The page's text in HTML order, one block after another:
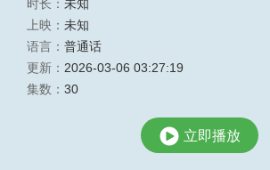
时长： 未知
上映： 未知
语言： 普通话
更新： 2026-03-06 03:27:19
集数： 30
立即播放